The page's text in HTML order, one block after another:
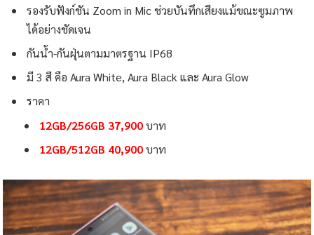
รองรับฟังก์ชัน Zoom in Mic ช่วยบันทึกเสียงแม้ขณะซูมภาพ
ได้อย่างชัดเจน
กันน้ำ-กันฝุ่นตามมาตรฐาน IP68
มี 3 สี คือ Aura White, Aura Black และ Aura Glow
ราคา
12GB/256GB 37,900บาท
12GB/512GB 40,900บาท